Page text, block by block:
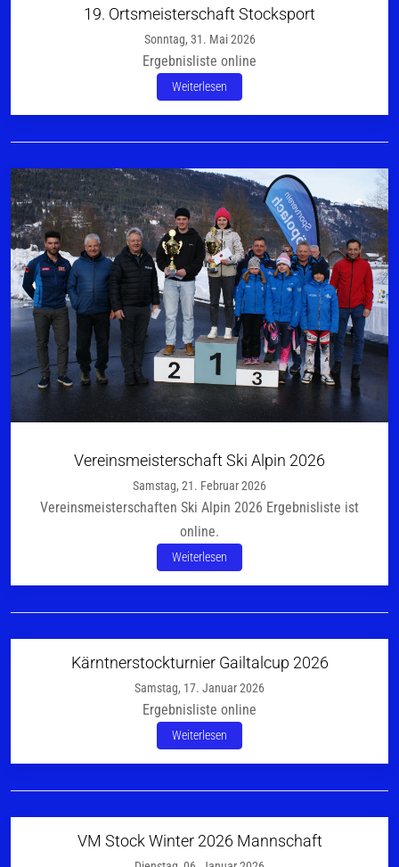
19. Ortsmeisterschaft Stocksport
Sonntag, 31. Mai 2026
Ergebnisliste online
Weiterlesen
Vereinsmeisterschaft Ski Alpin 2026
Samstag, 21. Februar 2026
Vereinsmeisterschaften Ski Alpin 2026 Ergebnisliste ist
online.
Weiterlesen
Kärntnerstockturnier Gailtalcup 2026
Samstag, 17. Januar 2026
Ergebnisliste online
Weiterlesen
VM Stock Winter 2026 Mannschaft